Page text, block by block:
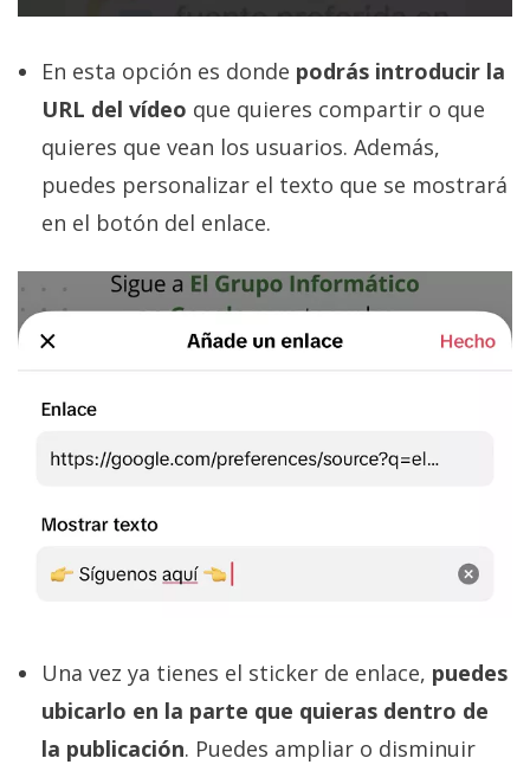
En esta opción es donde podrás introducir la
URL del vídeo que quieres compartir o que
quieres que vean los usuarios. Además,
puedes personalizar el texto que se mostrará
en el botón del enlace.
Una vez ya tienes el sticker de enlace, puedes
ubicarlo en la parte que quieras dentro de
la publicación. Puedes ampliar o disminuir